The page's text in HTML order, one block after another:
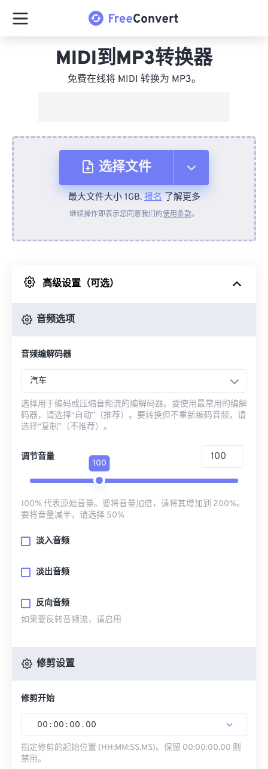
MIDI到MP3转换器
免费在线将 MIDI 转换为 MP3。
选择文件
从设备
来自 Google Drive
最大文件大小 1GB.报名了解更多
继续操作即表示您同意我们的使用条款。
高级设置（可选）
音频选项
音频编解码器
汽车
选择用于编码或压缩音频流的编解码器。要使用最常用的编解
码器，请选择“自动”（推荐）。要转换但不重新编码音频，请
选择“复制”（不推荐）。
调节音量
100
100% 代表原始音量。要将音量加倍，请将其增加到 200%。
要将音量减半，请选择 50%
淡入音频
淡出音频
反向音频
如果要反转音频流，请启用
修剪设置
修剪开始
00 : 00 : 00 . 00
指定修剪的起始位置 (HH:MM:SS.MS)。保留 00:00:00.00 则
禁用。